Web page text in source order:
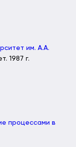
им. А.А.
1987 г.
процессами в